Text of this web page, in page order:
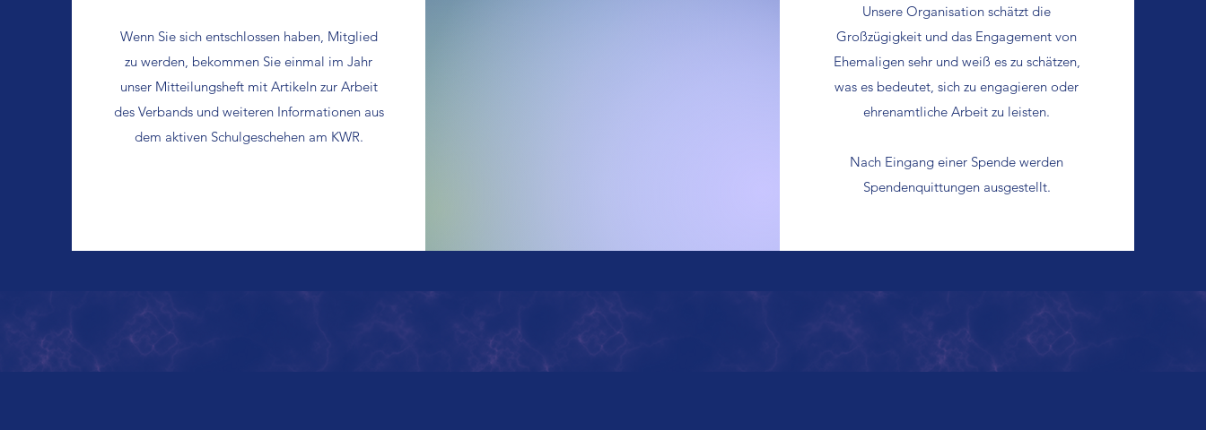
Wenn Sie sich entschlossen haben, Mitglied
zu werden, bekommen Sie einmal im Jahr
unser Mitteilungsheft mit Artikeln zur Arbeit
des Verbands und weiteren Informationen aus
dem aktiven Schulgeschehen am KWR.
Unsere Organisation schätzt die
Großzügigkeit und das Engagement von
Ehemaligen sehr und weiß es zu schätzen,
was es bedeutet, sich zu engagieren oder
ehrenamtliche Arbeit zu leisten.
Nach Eingang einer Spende werden
Spendenquittungen ausgestellt.